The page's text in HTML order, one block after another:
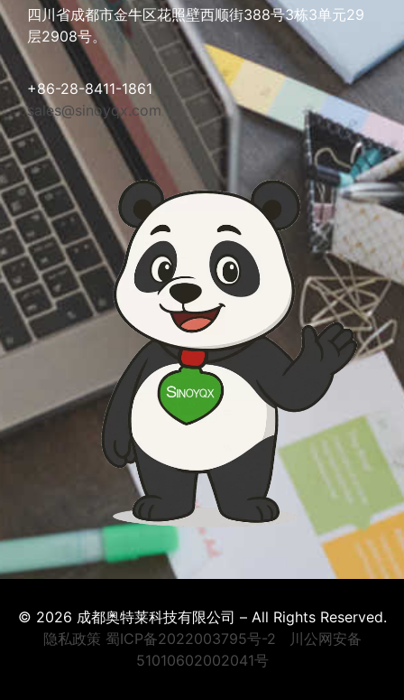
四川省成都市金牛区花照壁西顺街388号3栋3单元29
层2908号。
+86-28-8411-1861
sales@sinoyqx.com
© 2026 成都奥特莱科技有限公司 – All Rights Reserved.
隐私政策 蜀ICP备2022003795号-2
川公网安备
51010602002041号